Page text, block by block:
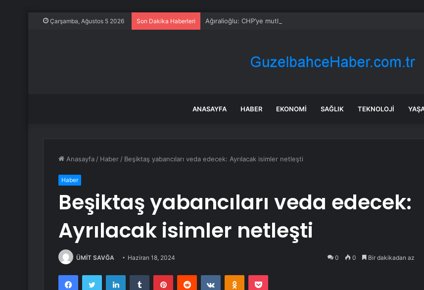
Çarşamba, Ağustos 5 2026 Son Dakika Haberleri Ağıralioğlu: CHP’ye mutlak butlan kararı kapatmadan daha hasarlı
ANASAYFA HABER EKONOMI SAĞLIK TEKNOLOJI
Anasayfa / Haber / Beşiktaş yabancıları veda edecek: Ayrılacak isimler netleşti
Haber
Beşiktaş yabancıları veda edecek:
Ayrılacak isimler netleşti
ÜMİT SAVĞA Haziran 18, 2024 0 0 Bir dakikadan az
FacebookTwitter LinkedInTumblr PinterestReddit VKontakteOdnoklassniki
Pocket